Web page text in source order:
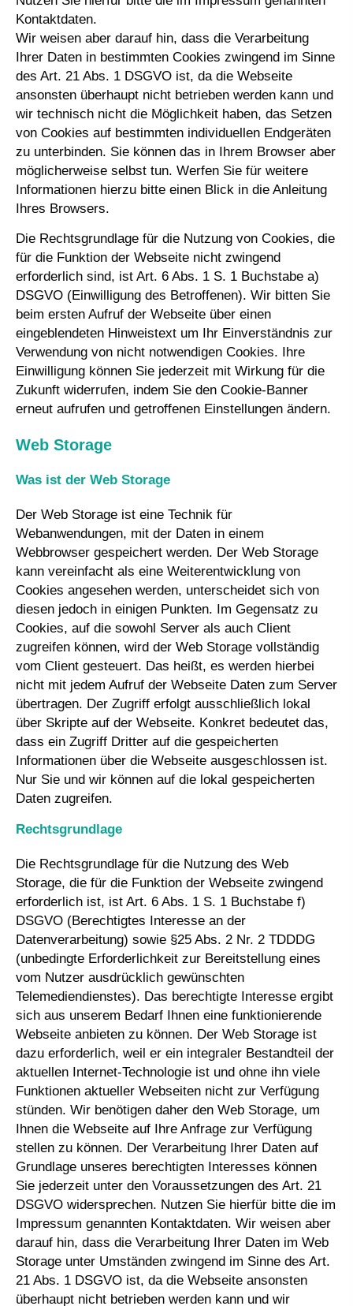
Kontaktdaten.
Wir weisen aber darauf hin, dass die Verarbeitung
Ihrer Daten in bestimmten Cookies zwingend im Sinne
des Art. 21 Abs. 1 DSGVO ist, da die Webseite
ansonsten überhaupt nicht betrieben werden kann und
wir technisch nicht die Möglichkeit haben, das Setzen
von Cookies auf bestimmten individuellen Endgeräten
zu unterbinden. Sie können das in Ihrem Browser aber
möglicherweise selbst tun. Werfen Sie für weitere
Informationen hierzu bitte einen Blick in die Anleitung
Ihres Browsers.
Die Rechtsgrundlage für die Nutzung von Cookies, die
für die Funktion der Webseite nicht zwingend
erforderlich sind, ist Art. 6 Abs. 1 S. 1 Buchstabe a)
DSGVO (Einwilligung des Betroffenen). Wir bitten Sie
beim ersten Aufruf der Webseite über einen
eingeblendeten Hinweistext um Ihr Einverständnis zur
Verwendung von nicht notwendigen Cookies. Ihre
Einwilligung können Sie jederzeit mit Wirkung für die
Zukunft widerrufen, indem Sie den Cookie-Banner
erneut aufrufen und getroffenen Einstellungen ändern.
Web Storage
Was ist der Web Storage
Der Web Storage ist eine Technik für
Webanwendungen, mit der Daten in einem
Webbrowser gespeichert werden. Der Web Storage
kann vereinfacht als eine Weiterentwicklung von
Cookies angesehen werden, unterscheidet sich von
diesen jedoch in einigen Punkten. Im Gegensatz zu
Cookies, auf die sowohl Server als auch Client
zugreifen können, wird der Web Storage vollständig
vom Client gesteuert. Das heißt, es werden hierbei
nicht mit jedem Aufruf der Webseite Daten zum Server
übertragen. Der Zugriff erfolgt ausschließlich lokal
über Skripte auf der Webseite. Konkret bedeutet das,
dass ein Zugriff Dritter auf die gespeicherten
Informationen über die Webseite ausgeschlossen ist.
Nur Sie und wir können auf die lokal gespeicherten
Daten zugreifen.
Rechtsgrundlage
Die Rechtsgrundlage für die Nutzung des Web
Storage, die für die Funktion der Webseite zwingend
erforderlich ist, ist Art. 6 Abs. 1 S. 1 Buchstabe f)
DSGVO (Berechtigtes Interesse an der
Datenverarbeitung) sowie §25 Abs. 2 Nr. 2 TDDDG
(unbedingte Erforderlichkeit zur Bereitstellung eines
vom Nutzer ausdrücklich gewünschten
Telemediendienstes). Das berechtigte Interesse ergibt
sich aus unserem Bedarf Ihnen eine funktionierende
Webseite anbieten zu können. Der Web Storage ist
dazu erforderlich, weil er ein integraler Bestandteil der
aktuellen Internet-Technologie ist und ohne ihn viele
Funktionen aktueller Webseiten nicht zur Verfügung
stünden. Wir benötigen daher den Web Storage, um
Ihnen die Webseite auf Ihre Anfrage zur Verfügung
stellen zu können. Der Verarbeitung Ihrer Daten auf
Grundlage unseres berechtigten Interesses können
Sie jederzeit unter den Voraussetzungen des Art. 21
DSGVO widersprechen. Nutzen Sie hierfür bitte die im
Impressum genannten Kontaktdaten. Wir weisen aber
darauf hin, dass die Verarbeitung Ihrer Daten im Web
Storage unter Umständen zwingend im Sinne des Art.
21 Abs. 1 DSGVO ist, da die Webseite ansonsten
überhaupt nicht betrieben werden kann und wir